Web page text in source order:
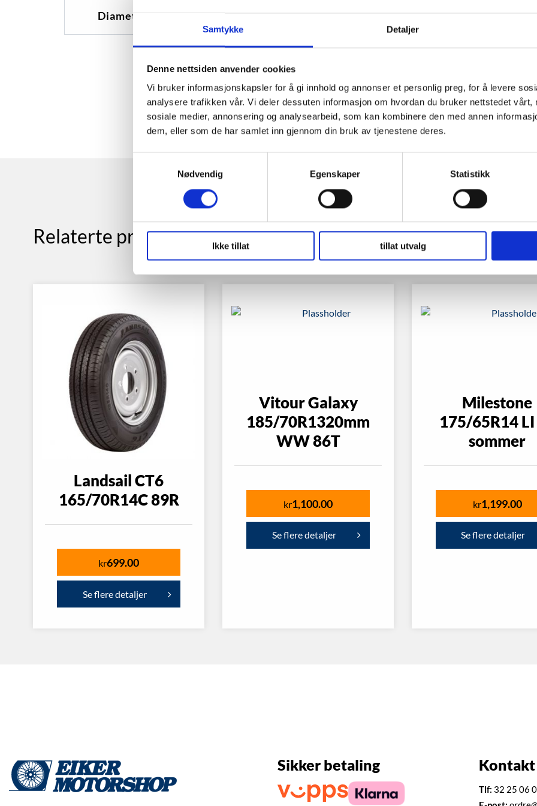
Samtykke Detaljer
Denne nettsiden anvender cookies
Vi bruker informasjonskapsler for å gi innhold og annonser et personlig preg, for å levere
analysere trafikken vår. Vi deler dessuten informasjon om hvordan du bruker nettstedet vårt,
sosiale medier, annonsering og analysearbeid, som kan kombinere den med annen
dem, eller som de har samlet inn gjennom din bruk av tjenestene deres.
Nødvendig
Egenskaper Statistikk
Ikke tillat tillat utvalg
Diameter 15
Relaterte produkter
Landsail CT6
165/70R14C 89R
kr699.00
Se flere detaljer
Vitour Galaxy
185/70R1320mm
WW 86T
kr1,100.00
Se flere detaljer
Milestone
175/65R14
sommer
kr1,199.00
Se flere detaljer
Sikker betaling Kontakt
Tlf: 32 25 06